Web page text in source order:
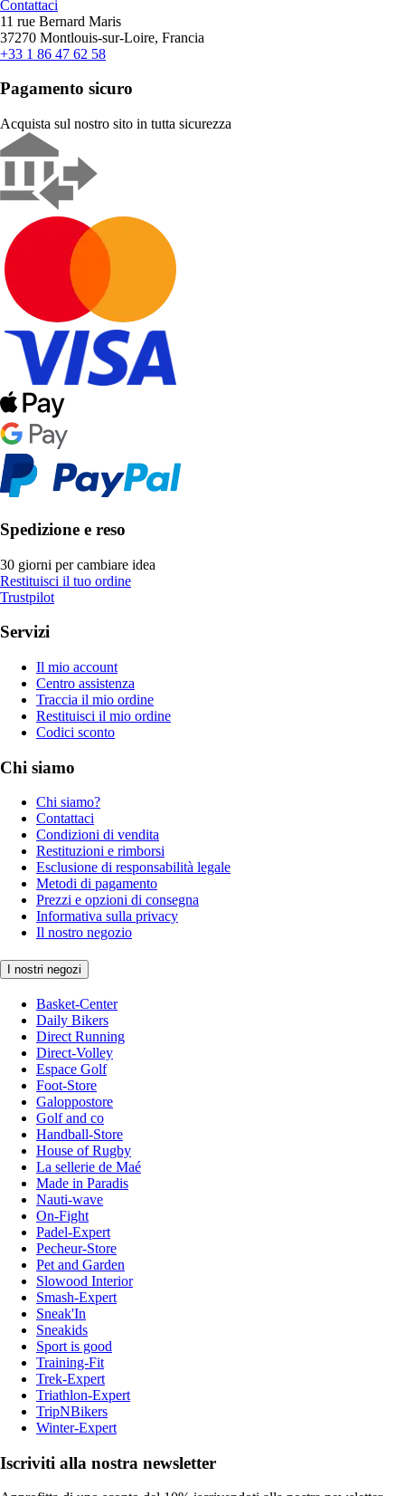
Contattaci
11 rue Bernard Maris
37270 Montlouis-sur-Loire, Francia
+33 1 86 47 62 58
Pagamento sicuro
Acquista sul nostro sito in tutta sicurezza
Spedizione e reso
30 giorni per cambiare idea
Restituisci il tuo ordine
Trustpilot
Servizi
Il mio account
Centro assistenza
Traccia il mio ordine
Restituisci il mio ordine
Codici sconto
Chi siamo
Chi siamo?
Contattaci
Condizioni di vendita
Restituzioni e rimborsi
Esclusione di responsabilità legale
Metodi di pagamento
Prezzi e opzioni di consegna
Informativa sulla privacy
Il nostro negozio
I nostri negozi
Basket-Center
Daily Bikers
Direct Running
Direct-Volley
Espace Golf
Foot-Store
Galoppostore
Golf and co
Handball-Store
House of Rugby
La sellerie de Maé
Made in Paradis
Nauti-wave
On-Fight
Padel-Expert
Pecheur-Store
Pet and Garden
Slowood Interior
Smash-Expert
Sneak'In
Sneakids
Sport is good
Training-Fit
Trek-Expert
Triathlon-Expert
TripNBikers
Winter-Expert
Iscriviti alla nostra newsletter